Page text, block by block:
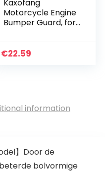
Kaxofang
Motorcycle Engine
Bumper Guard, for
Anti Crash Slider
€22.59
information
】Door de
bolvormige